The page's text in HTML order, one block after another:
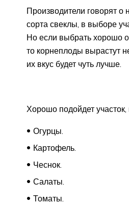
Производители говорят о
сорта свеклы, в выборе
Но если выбрать хорошо
то корнеплоды вырастут
их вкус будет чуть лучше.
Хорошо подойдет участок,
Огурцы.
Картофель.
Чеснок.
Салаты.
Томаты.